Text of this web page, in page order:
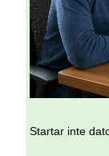
Startar inte